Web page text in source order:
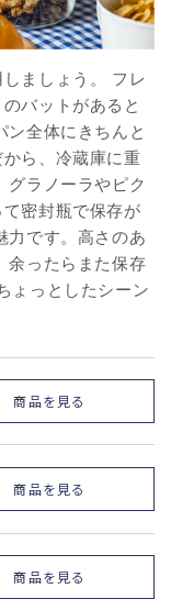
ましょう。 フレ
バットがあると
ン全体にきちんと
ら、冷蔵庫に重
グラノーラやピク
密封瓶で保存が
力です。高さのあ
余ったらまた保存
ょっとしたシーン
商品を見る
商品を見る
商品を見る